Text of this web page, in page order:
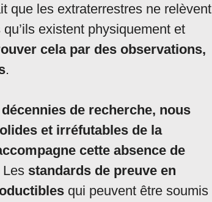
que les extraterrestres ne relèvent
existent physiquement et
cela par des observations,
.
de recherche, nous
et irréfutables de la
cette absence de
Les standards de preuve en
qui peuvent être soumis